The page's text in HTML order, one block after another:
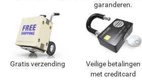
garanderen.
Gratis verzending
Veilige betalingen
met creditcard